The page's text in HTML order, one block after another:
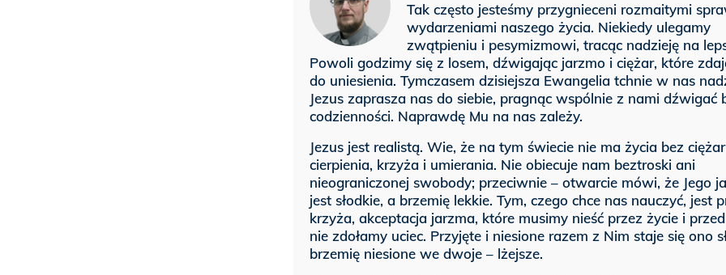
Tak często jesteśmy przygnieceni rozmaitymi
wydarzeniami naszego życia. Niekiedy ulegamy
zwątpieniu i pesymizmowi, tracąc nadzieję na
Powoli godzimy się z losem, dźwigając jarzmo i ciężar, które
do uniesienia. Tymczasem dzisiejsza Ewangelia tchnie w nas
Jezus zaprasza nas do siebie, pragnąc wspólnie z nami dźwigać
codzienności. Naprawdę Mu na nas zależy.
Jezus jest realistą. Wie, że na tym świecie nie ma życia bez
cierpienia, krzyża i umierania. Nie obiecuje nam beztroski ani
nieograniczonej swobody; przeciwnie – otwarcie mówi, że Jego
jest słodkie, a brzemię lekkie. Tym, czego chce nas nauczyć, jest
krzyża, akceptacja jarzma, które musimy nieść przez życie i
nie zdołamy uciec. Przyjęte i niesione razem z Nim staje się ono
brzemię niesione we dwoje – lżejsze.